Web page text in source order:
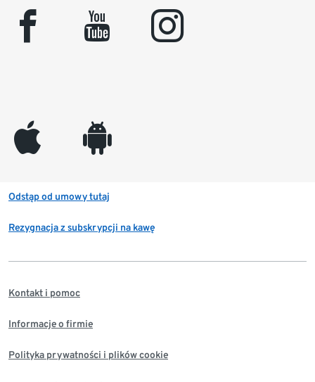
facebook youtube instagram
appleinc android
Odstąp od umowy tutaj
Rezygnacja z subskrypcji na kawę
Kontakt i pomoc
Informacje o firmie
Polityka prywatności i plików cookie